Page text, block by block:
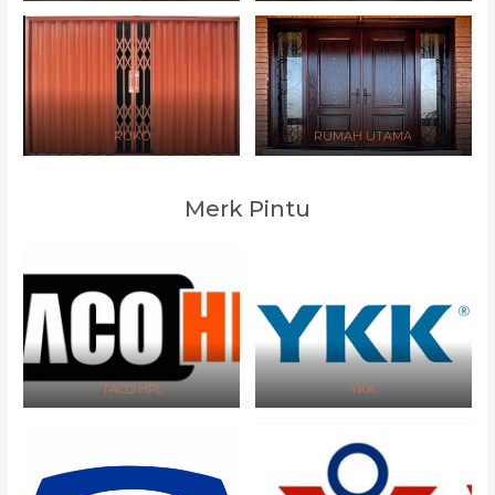
RUKO RUMAH UTAMA
Merk Pintu
TACO HPL YKK